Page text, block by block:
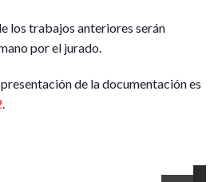
los trabajos anteriores serán
por el jurado.
de la documentación es
.